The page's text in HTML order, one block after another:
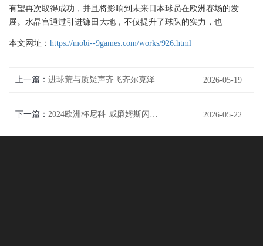
有望再次取得成功，并且将影响到未来日本球员在欧洲赛场的发
展。水晶宫通过引进镰田大地，不仅提升了球队的实力，也
本文网址： https://mobi--9games.com/works/926.html
上一篇： 2026-05-19
下一篇： 2026-05-22